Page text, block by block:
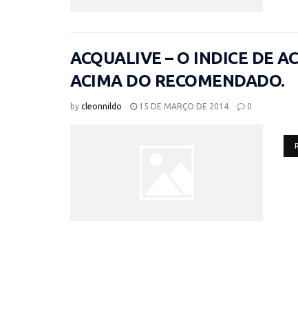
ACQUALIVE – O INDICE DE
ACIMA DO RECOMENDADO.
by cleonnildo 15 DE MARÇO DE 2014 0